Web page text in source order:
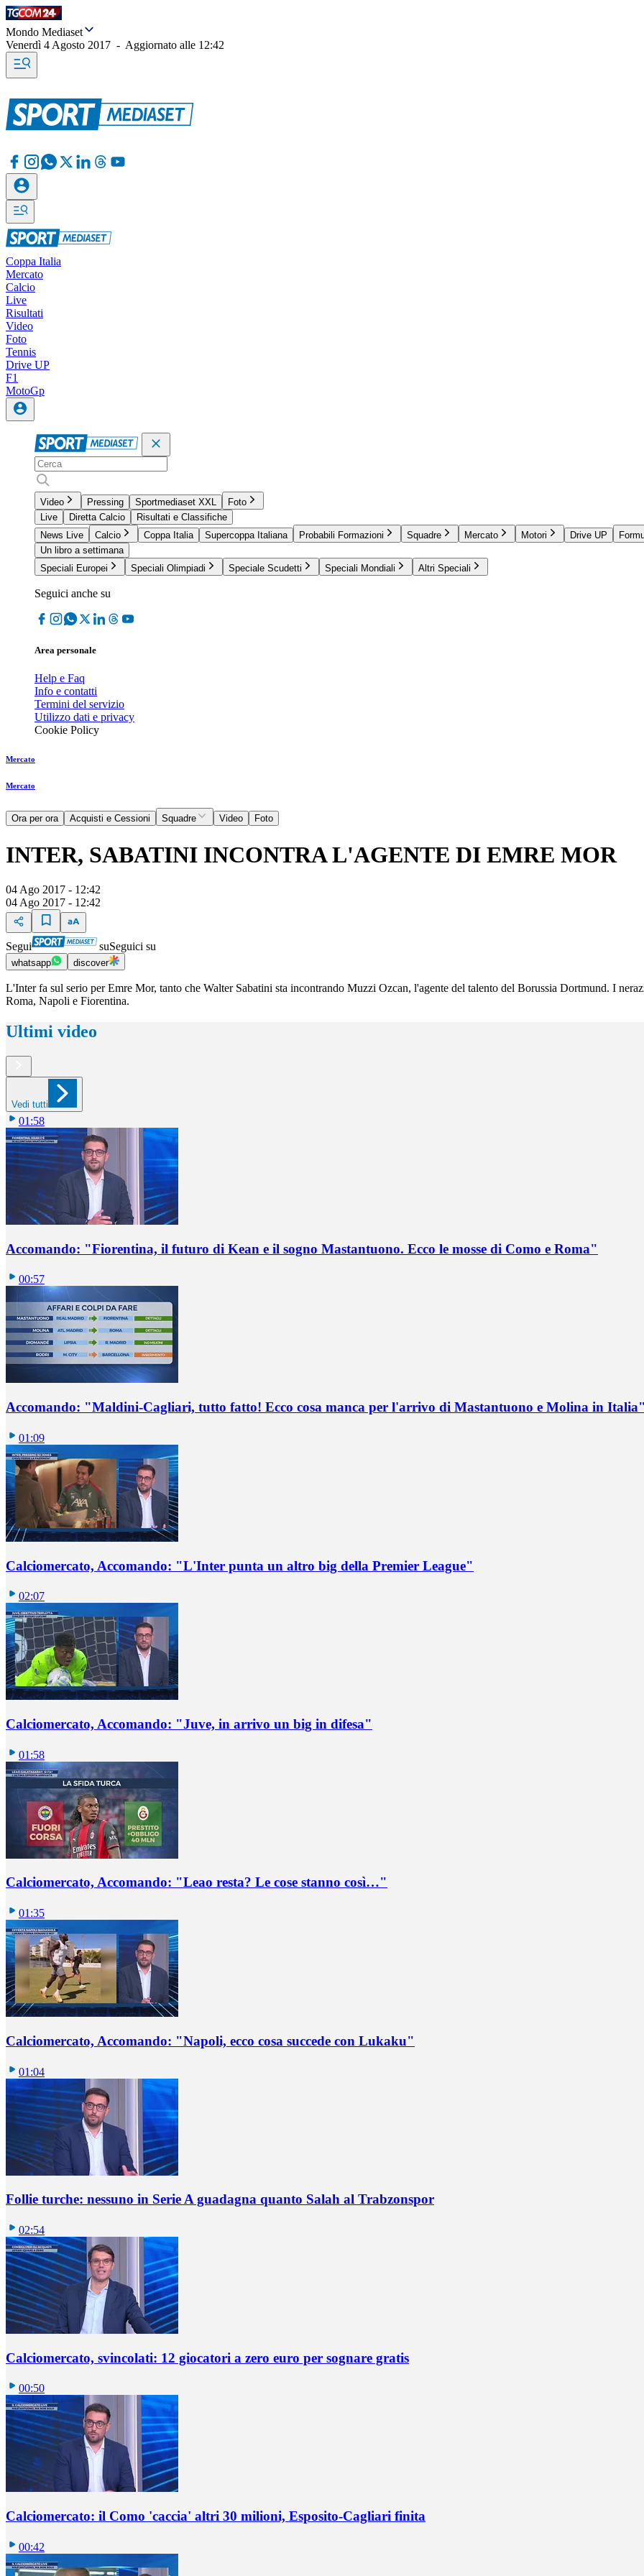
Mondo Mediaset
Venerdì 4 Agosto 2017 - Aggiornato alle 12:42
Coppa Italia
Mercato
Calcio
Live
Risultati
Video
Foto
Tennis
Drive UP
F1
MotoGp
Video Pressing Sportmediaset XXL
Foto
Live
Diretta Calcio
Risultati e Classifiche
News Live
Calcio Coppa Italia Supercoppa Italiana Probabili Formazioni Squadre Mercato Motori Drive UP
Un libro a settimana
Speciali Europei
Speciali Olimpiadi Speciale Scudetti Speciali Mondiali Altri Speciali
Seguici anche su
Area personale
Help e Faq
Info e contatti
Termini del servizio
Utilizzo dati e privacy
Cookie Policy
Mercato
Mercato
Ora per ora Acquisti e Cessioni Squadre Video Foto
INTER, SABATINI INCONTRA L'AGENTE DI EMRE MOR
04 Ago 2017 - 12:42
04 Ago 2017 - 12:42
Segui suSeguici su
whatsapp discover
L'Inter fa sul serio per Emre Mor, tanto che Walter Sabatini sta incontrando Muzzi Ozcan, l'agente del talento del Borussia Dortmund. I
Roma, Napoli e Fiorentina.
Ultimi video
Vedi tutti
01:58
Accomando: "Fiorentina, il futuro di Kean e il sogno Mastantuono. Ecco le mosse di Como e Roma"
00:57
Accomando: "Maldini-Cagliari, tutto fatto! Ecco cosa manca per l'arrivo di Mastantuono e Molina in
01:09
Calciomercato, Accomando: "L'Inter punta un altro big della Premier League"
02:07
Calciomercato, Accomando: "Juve, in arrivo un big in difesa"
01:58
Calciomercato, Accomando: "Leao resta? Le cose stanno così…"
01:35
Calciomercato, Accomando: "Napoli, ecco cosa succede con Lukaku"
01:04
Follie turche: nessuno in Serie A guadagna quanto Salah al Trabzonspor
02:54
Calciomercato, svincolati: 12 giocatori a zero euro per sognare gratis
00:50
Calciomercato: il Como 'caccia' altri 30 milioni, Esposito-Cagliari finita
00:42